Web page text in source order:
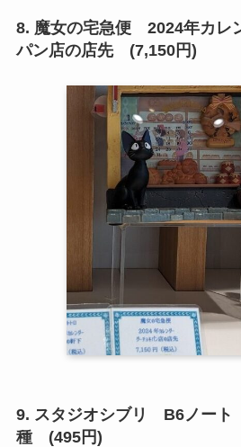
8. 魔女の宅急便 2024年カレ
パン店の店先 (7,150円)
9. スタジオシブリ B6ノー
種 (495円)